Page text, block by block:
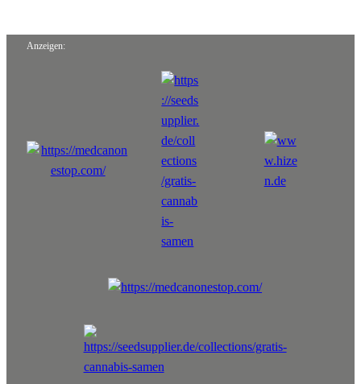
Anzeigen: